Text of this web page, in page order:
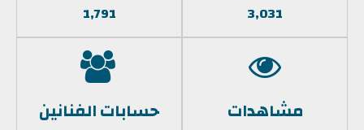
3,031
1,791
مشاهدات حسابات الفنانين